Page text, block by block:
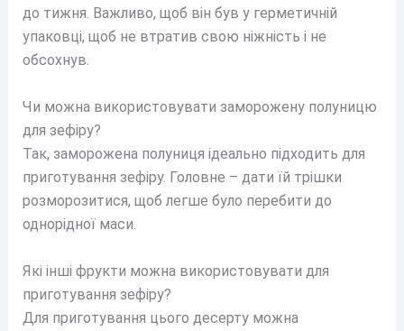
до тижня. Важливо, щоб він був у герметичній
упаковці, щоб не втратив свою ніжність і не
обсохнув.
Чи можна використовувати заморожену полуницю
для зефіру?
Так, заморожена полуниця ідеально підходить для
приготування зефіру. Головне – дати їй трішки
розморозитися, щоб легше було перебити до
однорідної маси.
Які інші фрукти можна використовувати для
приготування зефіру?
Для приготування цього десерту можна